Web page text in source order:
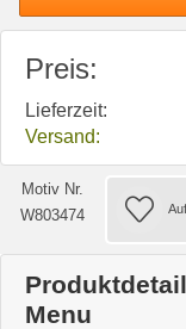
Preis:
Lieferzeit:
Versand:
Motiv Nr.
W803474
Menu